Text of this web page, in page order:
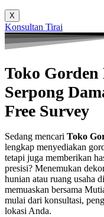
X
Konsultan Tirai
Toko
Serpong
Free Survey
Sedang mencari Toko
lengkap menyediakan
tetapi juga memberikan
presisi? Menemukan
hunian atau ruang usaha
memuaskan bersama
mulai dari konsultasi,
lokasi Anda.